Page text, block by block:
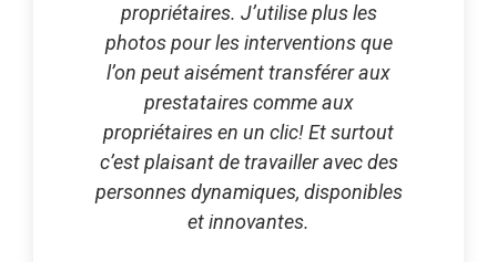
propriétaires. J’utilise plus les
photos pour les interventions que
l’on peut aisément transférer aux
prestataires comme aux
propriétaires en un clic! Et surtout
c’est plaisant de travailler avec des
personnes dynamiques, disponibles
et innovantes.